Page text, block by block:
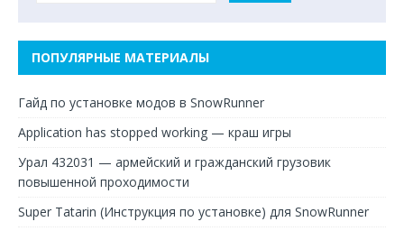
ПОПУЛЯРНЫЕ МАТЕРИАЛЫ
Гайд по установке модов в SnowRunner
Application has stopped working — краш игры
Урал 432031 — армейский и гражданский грузовик
повышенной проходимости
Super Tatarin (Инструкция по установке) для SnowRunner